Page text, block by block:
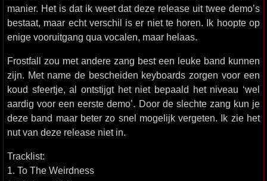
manier. Het is dat ik weet dat deze release uit twee demo’s
bestaat, maar echt verschil is er niet te horen. Ik hoopte op
enige vooruitgang qua vocalen, maar helaas.
Frostfall zou met andere zang best een leuke band kunnen
zijn. Met name de bescheiden keyboards zorgen voor een
koud sfeertje, al ontstijgt het niet bepaald het niveau ‘wel
aardig voor een eerste demo’. Door de slechte zang kun je
deze band maar beter zo snel mogelijk vergeten. Ik zie het
nut van deze release niet in.
Tracklist:
1. To The Weirdness